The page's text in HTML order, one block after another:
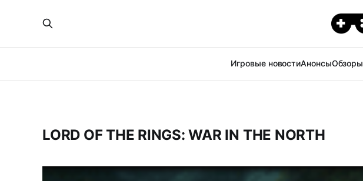
Игровые новостиАнонсыОбзоры
LORD OF THE RINGS: WAR IN THE NORTH